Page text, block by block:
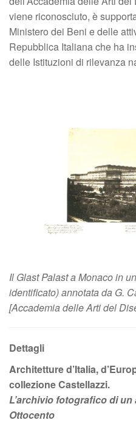
viene riconosciuto, è
Ministero dei Beni e delle
Repubblica Italiana che ha
delle Istituzioni di rilevanza
Il Glast Palast a Monaco in
identificato) annotata da G.
[Accademia delle Arti del
Dettagli
Architetture d’Italia,
collezione Castellazzi.
L’archivio fotografico di
Ottocento